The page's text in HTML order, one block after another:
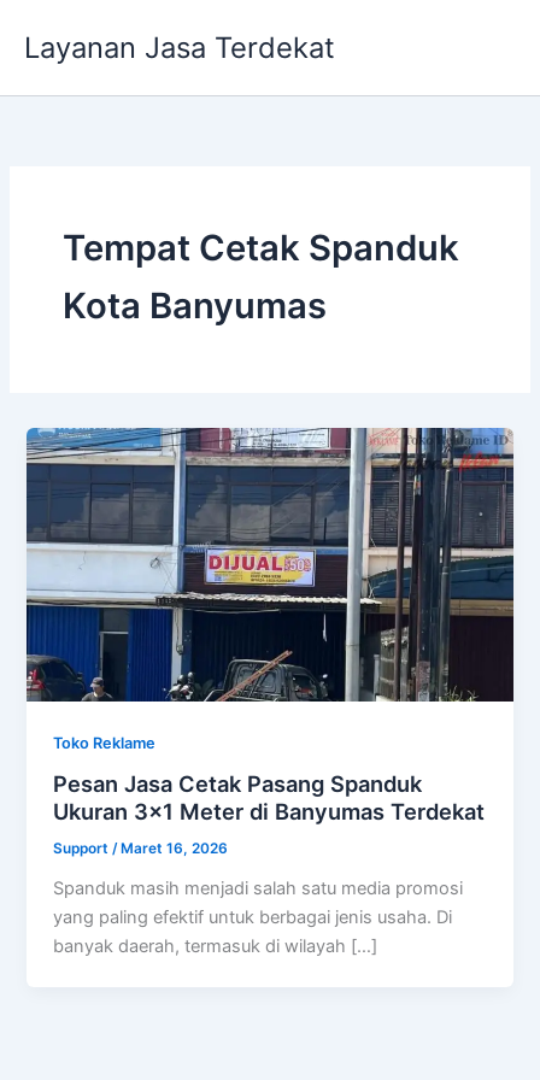
Layanan Jasa Terdekat
Tempat Cetak Spanduk
Kota Banyumas
Toko Reklame
Pesan Jasa Cetak Pasang Spanduk
Ukuran 3×1 Meter di Banyumas Terdekat
Support/ Maret 16, 2026
Spanduk masih menjadi salah satu media promosi
yang paling efektif untuk berbagai jenis usaha. Di
banyak daerah, termasuk di wilayah […]